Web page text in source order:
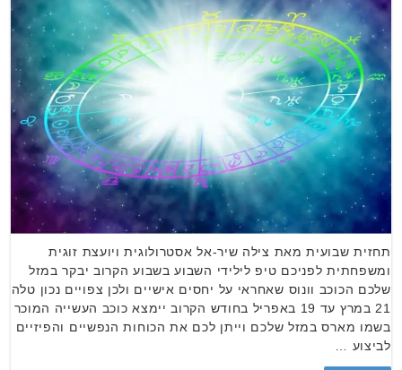
תחזית שבועית מאת צילה שיר-אל אסטרולוגית ויועצת זוגית
ומשפחתית לפניכם טיפ לילידי השבוע בשבוע הקרוב יבקר במזל
שלכם הכוכב וונוס שאחראי על יחסים אישיים ולכן צפויים נכון טלה
21 במרץ עד 19 באפריל בחודש הקרוב יימצא כוכב העשייה המוכר
בשמו מארס במזל שלכם וייתן לכם את הכוחות הנפשיים והפיזיים
לביצוע …